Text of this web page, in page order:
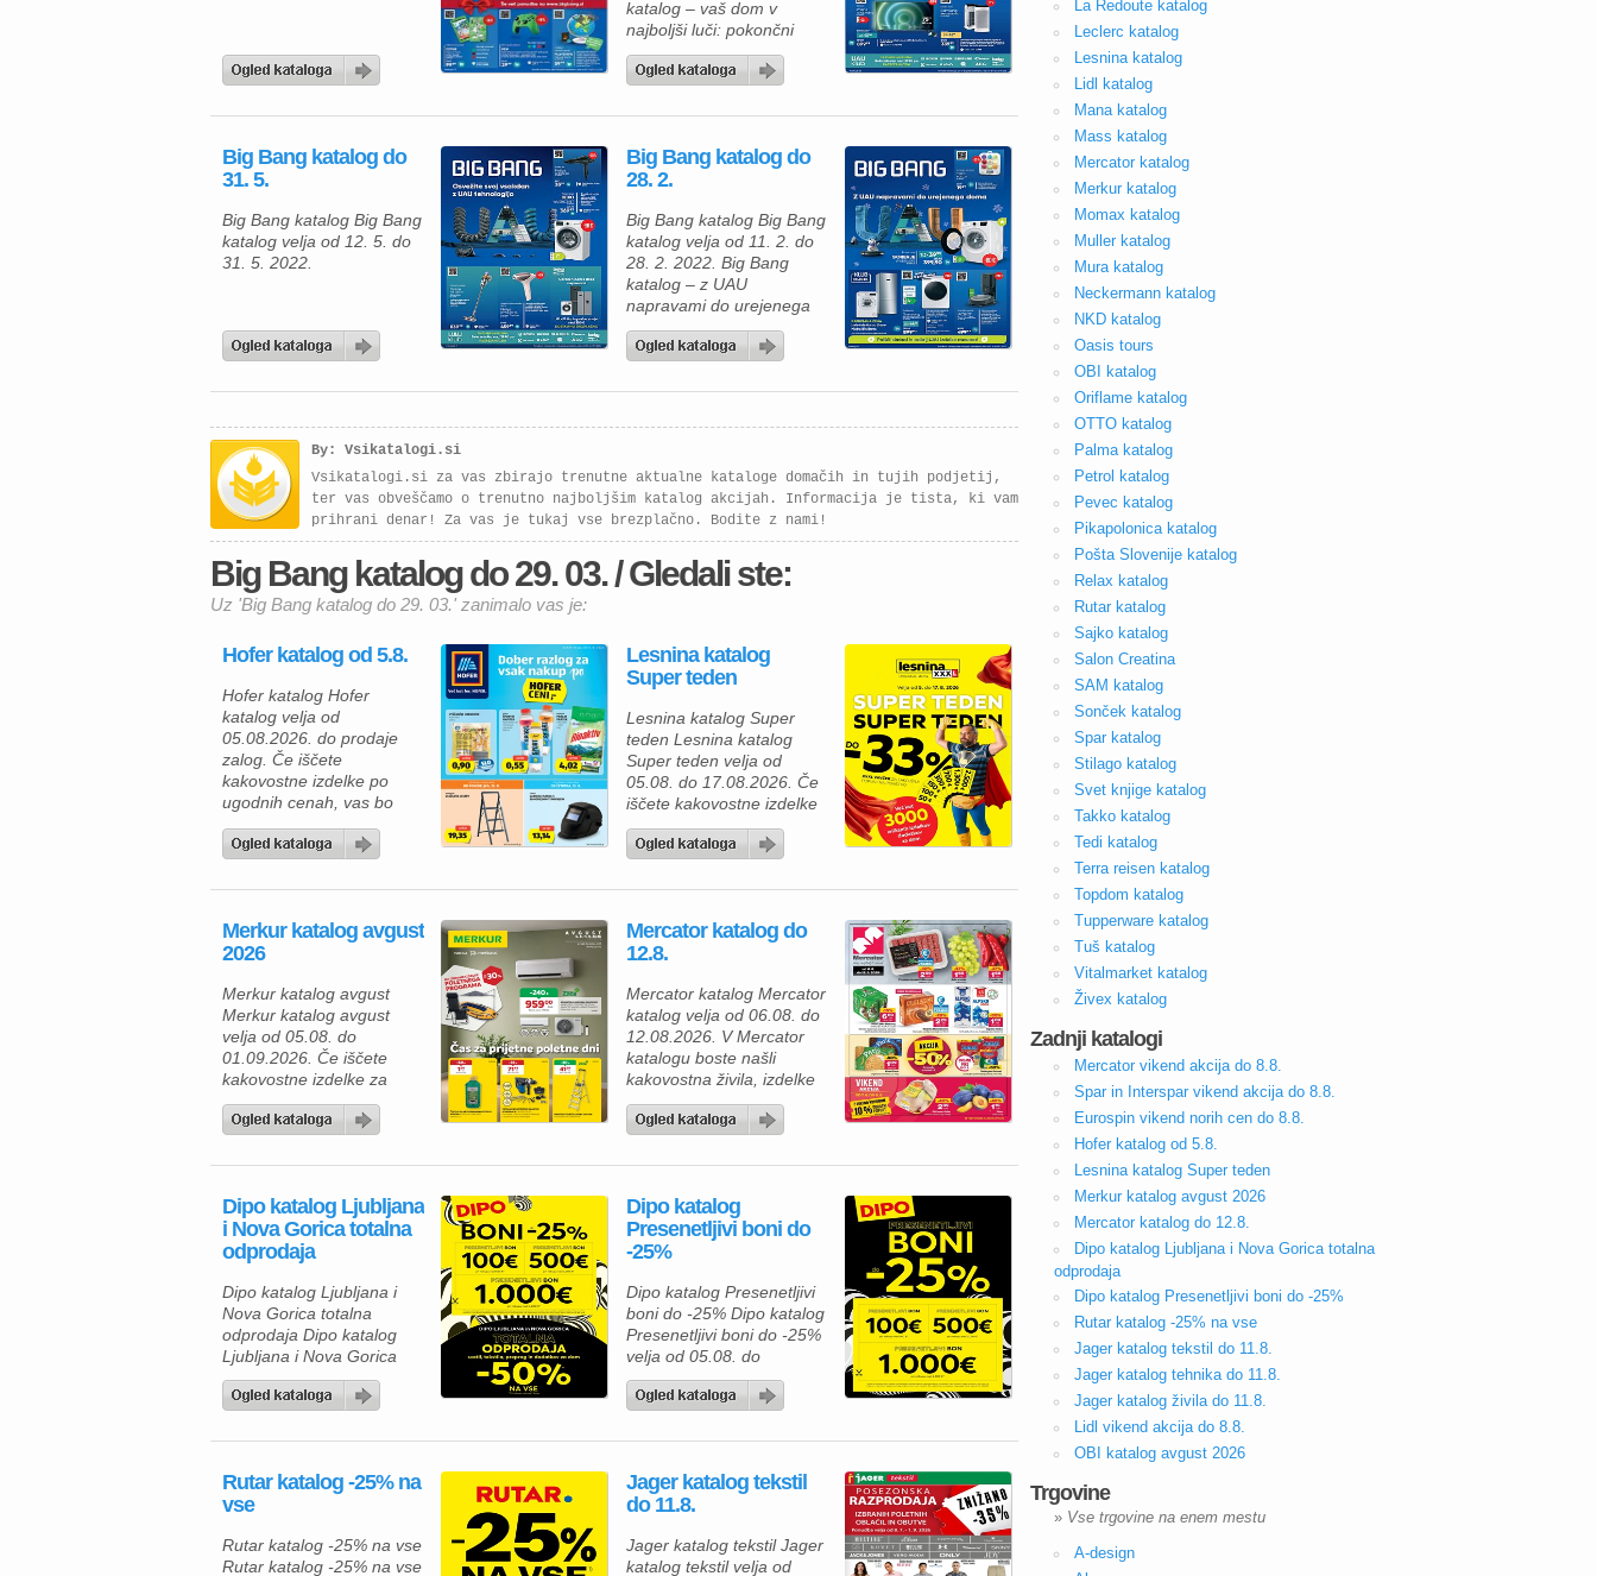
katalog – vaš dom v
najboljši luči: pokončni
sesalnik Samsung
VS20A05843W/ GE
pralni stroj Beko
€, televizor Philips
75PUS7906/12 za 899, 99
AX60R5080WD za 339, 99
[…]
Big Bang katalog do
31. 5.
Big Bang katalog Big Bang
katalog velja od 12. 5. do
31. 5. 2022.
Big Bang katalog do
28. 2.
Big Bang katalog Big Bang
katalog velja od 11. 2. do
28. 2. 2022. Big Bang
katalog – z UAU
napravami do urejenega
doma: pralni stroj Gorenje
WNEI84BPS za 399, 90 €,
DV90T8240SH/S7 za 899
Roomba i3556+ za 499,
velja od 11. 2. do […]
By: Vsikatalogi.si
Vsikatalogi.si za vas zbirajo trenutne aktualne kataloge domačih in tujih podjetij,
ter vas obveščamo o trenutno najboljšim katalog akcijah. Informacija je tista, ki vam
prihrani denar! Za vas je tukaj vse brezplačno. Bodite z nami!
Big Bang katalog do 29. 03. / Gledali ste:
Uz 'Big Bang katalog do 29. 03.' zanimalo vas je:
Hofer katalog od 5.8.
Hofer katalog Hofer
katalog velja od
05.08.2026. do prodaje
zalog. Če iščete
kakovostne izdelke po
ugodnih cenah, vas bo
zagotovo navdušila. Med
uporabo najdete številne
pijače, izdelke za dom in
gospodinjstvo ter
različna opravila. Za hiter
zajtrk ali malico lahko
izberete piščančje
hrenovke 200 […]
Lesnina katalog
Super teden
Lesnina katalog Super
teden Lesnina katalog
Super teden velja od
05.08. do 17.08.2026. Če
iščete kakovostne izdelke
za prijetnejši in lepše
urejen dom, vas bo
Lesnina kataloga zagotovo
odlične akcijske cene in
bogato izbiro izdelkov za
kuhinjo in jedilnico ter svoj
dom opremite po
ugodnejših cenah. Poleg
številnih […]
Merkur katalog avgust
2026
Merkur katalog avgust
Merkur katalog avgust
velja od 05.08. do
01.09.2026. Če iščete
kakovostne izdelke za
dom, vrt in delavnico, vas
bo aktualna ponudba iz
navdušila. Izkoristite
izbrane izdelke in
poskrbite za udobnejše
bivanje, lažje delo ter
prostega časa. V Merkur
ponudbi vas čakajo
gospodinjski aparati,
klimatske […]
Mercator katalog do
12.8.
Mercator katalog Mercator
katalog velja od 06.08. do
12.08.2026. V Mercator
katalogu boste našli
kakovostna živila, izdelke
za gospodinjstvo in
številne priljubljene
ugodnih cenah. Zdaj je
svojo shrambo, hladilnik in
zamrzovalnik ter pri tem
tudi prihranite. Za pripravo
izberete Premium
Mercator čevapčiče v
pakiranju 500 […]
Dipo katalog Ljubljana
i Nova Gorica totalna
odprodaja
Dipo katalog Ljubljana i
Nova Gorica totalna
odprodaja Dipo katalog
Ljubljana i Nova Gorica
totalna odprodaja velja od
05.08. do 08.08.2026.
Dipo katalog
Presenetljivi boni do
-25%
Dipo katalog Presenetljivi
boni do -25% Dipo katalog
Presenetljivi boni do -25%
velja od 05.08. do
08.08.2026. Predstavljamo
vam privlačno ponudbo iz
izbirate med kakovostnim
mladinsko sobo ter hkrati
izkoristite odlične akcijske
500 € vas lahko pričaka
presenetljivi bon v
Rutar katalog -25% na
vse
Rutar katalog -25% na vse
Rutar katalog -25% na vse
Jager katalog tekstil
do 11.8.
Jager katalog tekstil Jager
katalog tekstil velja od
La Redoute katalog
Leclerc katalog
Lesnina katalog
Lidl katalog
Mana katalog
Mass katalog
Mercator katalog
Merkur katalog
Momax katalog
Muller katalog
Mura katalog
Neckermann katalog
NKD katalog
Oasis tours
OBI katalog
Oriflame katalog
OTTO katalog
Palma katalog
Petrol katalog
Pevec katalog
Pikapolonica katalog
Pošta Slovenije katalog
Relax katalog
Rutar katalog
Sajko katalog
Salon Creatina
SAM katalog
Sonček katalog
Spar katalog
Stilago katalog
Svet knjige katalog
Takko katalog
Tedi katalog
Terra reisen katalog
Topdom katalog
Tupperware katalog
Tuš katalog
Vitalmarket katalog
Živex katalog
Zadnji katalogi
Mercator vikend akcija do 8.8.
Spar in Interspar vikend akcija do 8.8.
Eurospin vikend norih cen do 8.8.
Hofer katalog od 5.8.
Lesnina katalog Super teden
Merkur katalog avgust 2026
Mercator katalog do 12.8.
Dipo katalog Ljubljana i Nova Gorica totalna
odprodaja
Dipo katalog Presenetljivi boni do -25%
Rutar katalog -25% na vse
Jager katalog tekstil do 11.8.
Jager katalog tehnika do 11.8.
Jager katalog živila do 11.8.
Lidl vikend akcija do 8.8.
OBI katalog avgust 2026
Trgovine
» Vse trgovine na enem mestu
A-design